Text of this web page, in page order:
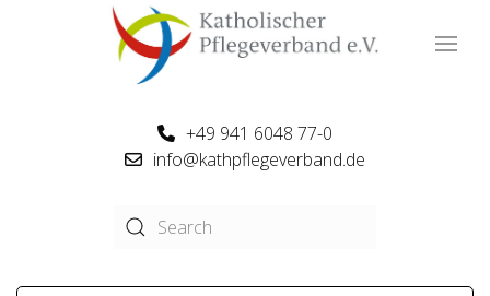
+49 941 6048 77-0
info@kathpflegeverband.de